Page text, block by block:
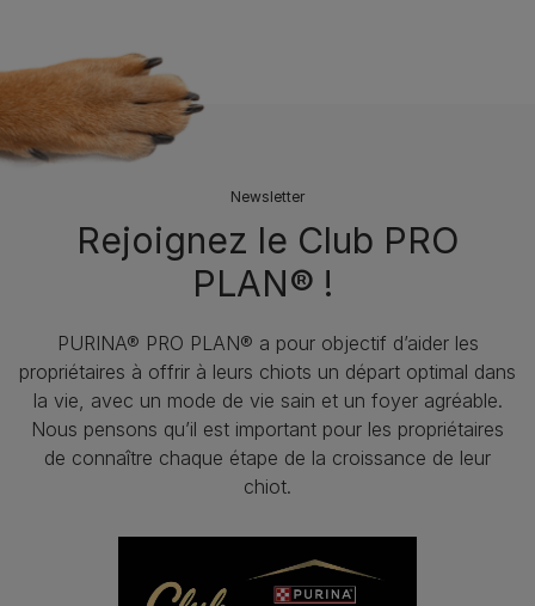
Newsletter
Rejoignez le Club PRO
PLAN® !
PURINA® PRO PLAN® a pour objectif d’aider les
propriétaires à offrir à leurs chiots un départ optimal dans
la vie, avec un mode de vie sain et un foyer agréable.
Nous pensons qu’il est important pour les propriétaires
de connaître chaque étape de la croissance de leur
chiot.